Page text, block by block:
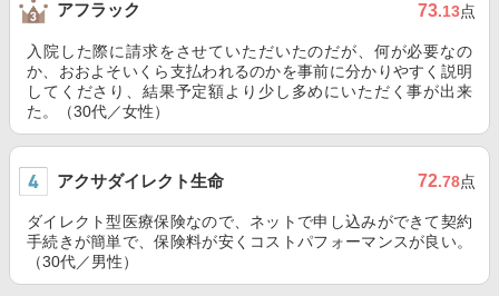
アフラック 73.13点
入院した際に請求をさせていただいたのだが、何が必要なの
か、おおよそいくら支払われるのかを事前に分かりやすく説明
してくださり、結果予定額より少し多めにいただく事が出来
た。（30代／女性）
アクサダイレクト生命 72.78点
ダイレクト型医療保険なので、ネットで申し込みができて契約
手続きが簡単で、保険料が安くコストパフォーマンスが良い。
（30代／男性）